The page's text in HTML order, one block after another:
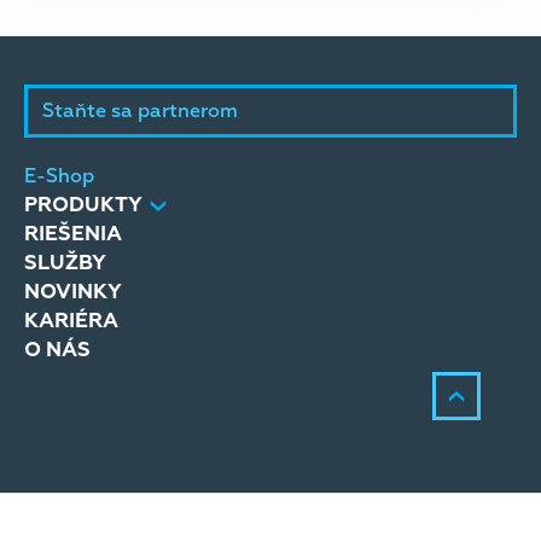
Staňte sa partnerom
E-Shop
PRODUKTY
RIEŠENIA
SLUŽBY
NOVINKY
KARIÉRA
O NÁS